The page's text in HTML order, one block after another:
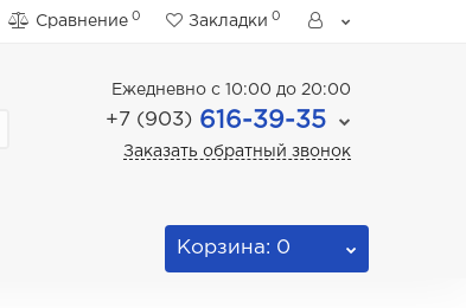
Сравнение 0 Закладки 0
Ежедневно с 10:00 до 20:00
+7 (903)616-39-35
Заказать обратный звонок
Корзина: 0